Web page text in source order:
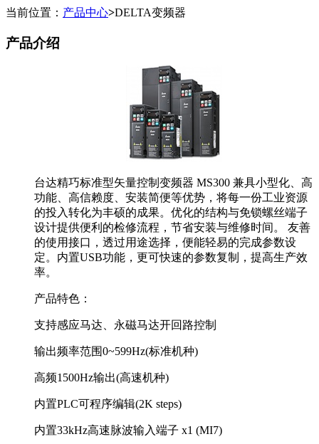
当前位置： 产品中心>DELTA变频器
产品介绍
台达精巧标准型矢量控制变频器 MS300 兼具小型化、高
功能、高信赖度、安装简便等优势，将每一份工业资源
的投入转化为丰硕的成果。优化的结构与免锁螺丝端子
设计提供便利的检修流程，节省安装与维修时间。 友善
的使用接口，透过用途选择，便能轻易的完成参数设
定。内置USB功能，更可快速的参数复制，提高生产效
率。
产品特色：
支持感应马达、永磁马达开回路控制
输出频率范围0~599Hz(标准机种)
高频1500Hz输出(高速机种)
内置PLC可程序编辑(2K steps)
内置33kHz高速脉波输入端子 x1 (MI7)